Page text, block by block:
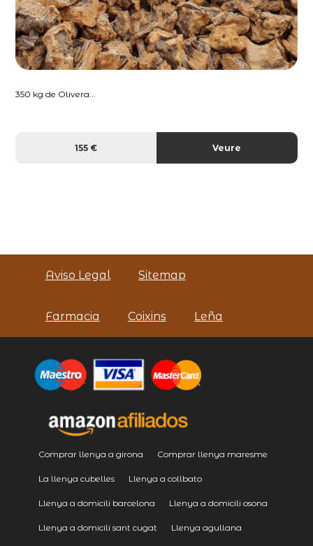
350 kg de Olivera...
155 € Veure
Aviso Legal Sitemap
Farmacia Coixins Leña
Comprar llenya a girona Comprar llenya maresme
La llenya cubelles Llenya a collbato
Llenya a domicili barcelona Llenya a domicili osona
Llenya a domicili sant cugat Llenya agullana